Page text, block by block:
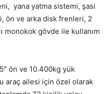
yana yatma sistemi, şasi
ön ve arka disk frenleri, 2
monokok gövde ile kullanım
ön ve 10.400kg yük
araç ailesi için özel olarak